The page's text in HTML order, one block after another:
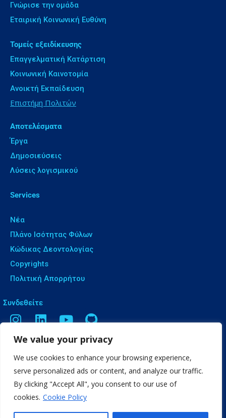
We value your privacy
We use cookies to enhance your browsing experience,
serve personalized ads or content, and analyze our traffic.
By clicking "Accept All", you consent to our use of
cookies. Cookie Policy
Γνώρισε την ομάδα
Εταιρική Κοινωνική Ευθύνη
Τομείς εξειδίκευσης
Επαγγελματική Κατάρτιση
Κοινωνική Καινοτομία
Ανοικτή Εκπαίδευση
Επιστήμη Πολιτών
Αποτελέσματα
Έργα
Δημοσιεύσεις
Λύσεις λογισμικού
Services
Νέα
Πλάνο Ισότητας Φύλων
Κώδικας Δεοντολογίας
Copyrights
Πολιτική Απορρήτου
Συνδεθείτε
Βασιλέως Ηρακλείου 9, Θεσσαλονίκη
info[@]web2learn.eu